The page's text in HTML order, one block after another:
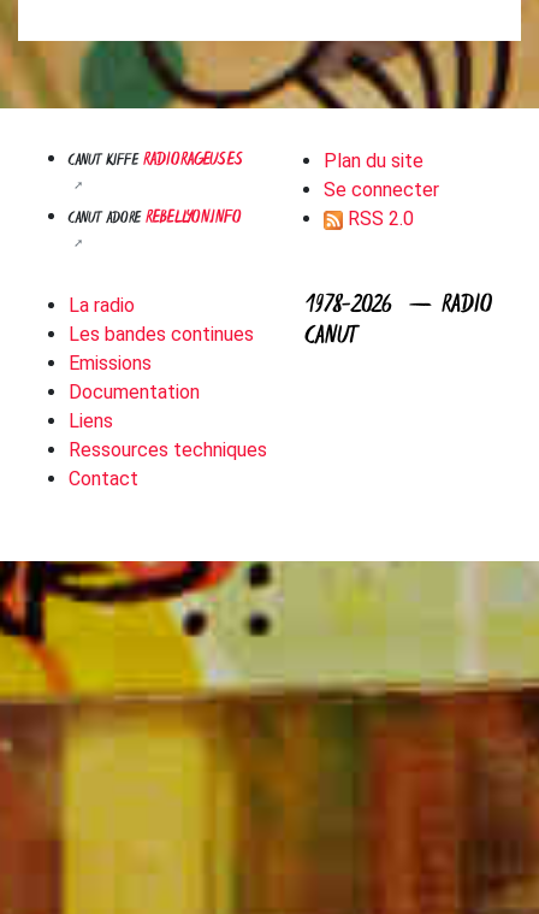
CANUT KIFFERADIORAGEUSES
CANUT ADOREREBELLYON.INFO
Plan du site
Se connecter
RSS 2.0
La radio
Les bandes continues
Emissions
Documentation
Liens
Ressources techniques
Contact
1978-2026 — RADIO
CANUT